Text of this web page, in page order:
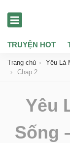
TRUYỆN HOT
Trang chủ
Yêu Là
Chap 2
Yêu
Sống